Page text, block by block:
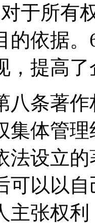
于所有
的依据
，提高
八条著
集体管
法设立
可以以
主张权